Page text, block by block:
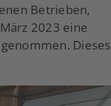
Betrieben,
2023 eine
Dieses